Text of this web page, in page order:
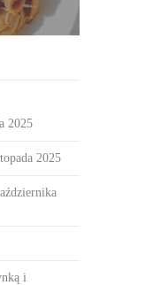
2025
2025
i